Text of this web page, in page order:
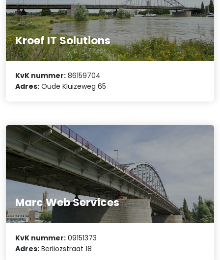
Kroef IT Solutions
KvK nummer: 86159704
Adres: Oude Kluizeweg 65
Marc Web Services
KvK nummer: 09151373
Adres: Berliozstraat 18